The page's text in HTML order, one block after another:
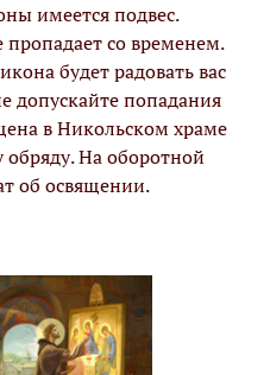
имеется подвес.
со временем.
будет радовать вас
допускайте попадания
в Никольском храме
На оборотной
об освящении.